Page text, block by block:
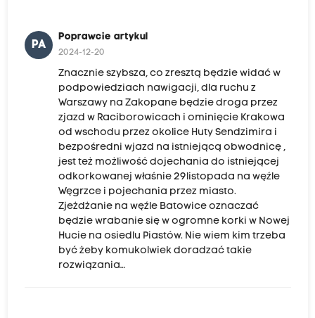
PA
Poprawcie artykul
2024-12-20
Znacznie szybsza, co zresztą będzie widać w
podpowiedziach nawigacji, dla ruchu z
Warszawy na Zakopane będzie droga przez
zjazd w Raciborowicach i ominięcie Krakowa
od wschodu przez okolice Huty Sendzimira i
bezpośredni wjazd na istniejącą obwodnicę ,
jest też możliwość dojechania do istniejącej
odkorkowanej właśnie 29listopada na węźle
Węgrzce i pojechania przez miasto.
Zjeżdżanie na węźle Batowice oznaczać
będzie wrabanie się w ogromne korki w Nowej
Hucie na osiedlu Piastów. Nie wiem kim trzeba
być żeby komukolwiek doradzać takie
rozwiązania…